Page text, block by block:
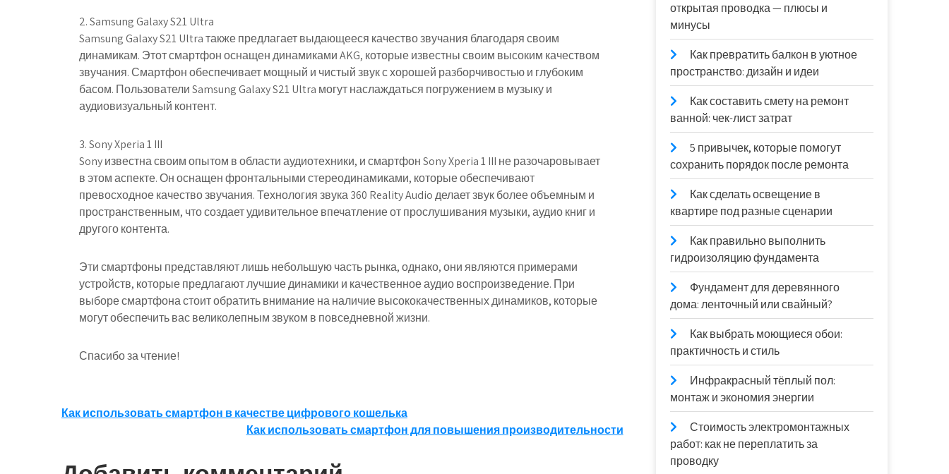
2. Samsung Galaxy S21 Ultra
Samsung Galaxy S21 Ultra также предлагает выдающееся качество звучания благодаря своим
динамикам. Этот смартфон оснащен динамиками AKG, которые известны своим высоким качеством
звучания. Смартфон обеспечивает мощный и чистый звук с хорошей разборчивостью и глубоким
басом. Пользователи Samsung Galaxy S21 Ultra могут наслаждаться погружением в музыку и
аудиовизуальный контент.
3. Sony Xperia 1 III
Sony известна своим опытом в области аудиотехники, и смартфон Sony Xperia 1 III не разочаровывает
в этом аспекте. Он оснащен фронтальными стереодинамиками, которые обеспечивают
превосходное качество звучания. Технология звука 360 Reality Audio делает звук более объемным и
пространственным, что создает удивительное впечатление от прослушивания музыки, аудио книг и
другого контента.
Эти смартфоны представляют лишь небольшую часть рынка, однако, они являются примерами
устройств, которые предлагают лучшие динамики и качественное аудио воспроизведение. При
выборе смартфона стоит обратить внимание на наличие высококачественных динамиков, которые
могут обеспечить вас великолепным звуком в повседневной жизни.
Спасибо за чтение!
Навигация
Как использовать смартфон в качестве цифрового кошелька
Как использовать смартфон для повышения производительности
открытая проводка — плюсы и
минусы
Как превратить балкон в уютное
пространство: дизайн и идеи
Как составить смету на ремонт
ванной: чек-лист затрат
5 привычек, которые помогут
сохранить порядок после ремонта
Как сделать освещение в
квартире под разные сценарии
Как правильно выполнить
гидроизоляцию фундамента
Фундамент для деревянного
дома: ленточный или свайный?
Как выбрать моющиеся обои:
практичность и стиль
Инфракрасный тёплый пол:
монтаж и экономия энергии
Стоимость электромонтажных
работ: как не переплатить за
проводку